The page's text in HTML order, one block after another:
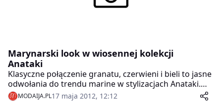
Marynarski look w wiosennej kolekcji
Anataki
Klasyczne połączenie granatu, czerwieni i bieli to jasne
odwołania do trendu marine w stylizacjach Anataki.
Atmosfera śródziemnomorskich kurortów jak w Saint-
MODAIJA.PL17 maja 2012, 12:12